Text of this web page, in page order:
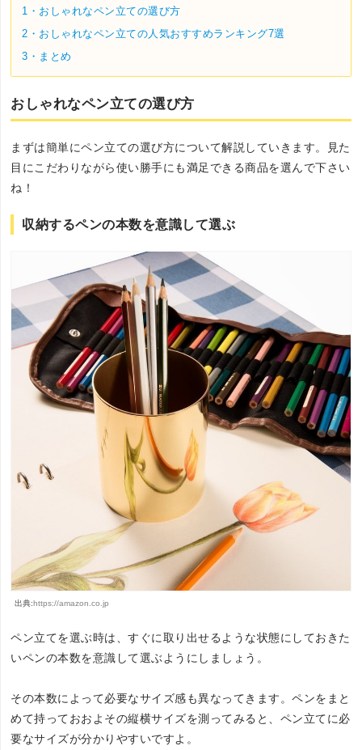
1・ おしゃれなペン立ての選び方
2・ おしゃれなペン立ての人気おすすめランキング7選
3・ まとめ
おしゃれなペン立ての選び方
まずは簡単にペン立ての選び方について解説していきます。見た
目にこだわりながら使い勝手にも満足できる商品を選んで下さい
ね！
収納するペンの本数を意識して選ぶ
出典:https://amazon.co.jp
ペン立てを選ぶ時は、すぐに取り出せるような状態にしておきた
いペンの本数を意識して選ぶようにしましょう。
その本数によって必要なサイズ感も異なってきます。ペンをまと
めて持っておおよその縦横サイズを測ってみると、ペン立てに必
要なサイズが分かりやすいですよ。